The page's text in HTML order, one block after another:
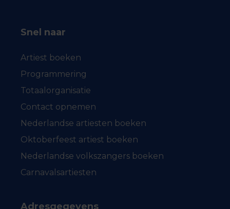
Snel naar
Artiest boeken
Programmering
Totaalorganisatie
Contact opnemen
Nederlandse artiesten boeken
Oktoberfeest artiest boeken
Nederlandse volkszangers boeken
Carnavalsartiesten
Adresgegevens